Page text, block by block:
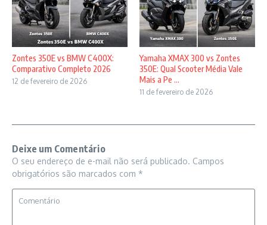
Zontes 350E vs BMW C400X:
Comparativo Completo 2026
12 de fevereiro de 2026
Yamaha XMAX 300 vs Zontes
350E: Qual Scooter Média Vale
Mais a Pe ...
11 de fevereiro de 2026
Deixe um Comentário
O seu endereço de e-mail não será publicado. Campos
obrigatórios são marcados com *